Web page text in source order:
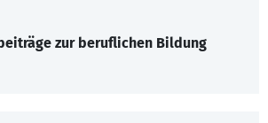
zur beruflichen Bildung